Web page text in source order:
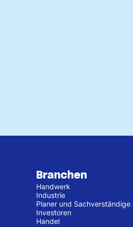
Branchen
Handwerk
Industrie
Planer und Sachverständige
Investoren
Handel